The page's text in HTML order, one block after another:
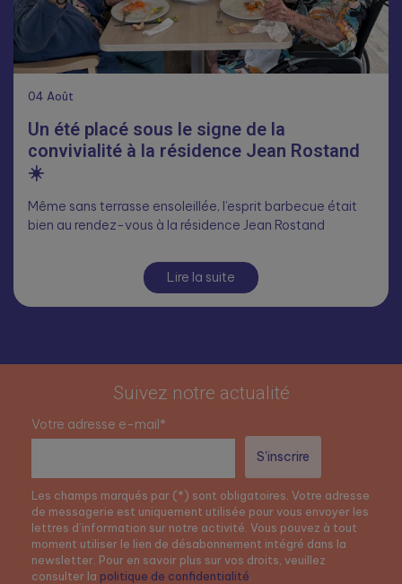
04 Août
Un été placé sous le signe de la
convivialité à la résidence Jean Rostand
☀️
Même sans terrasse ensoleillée, l’esprit barbecue était
bien au rendez-vous à la résidence Jean Rostand
Lire la suite
Suivez notre actualité
Votre adresse e-mail*
Les champs marqués par (*) sont obligatoires. Votre adresse
de messagerie est uniquement utilisée pour vous envoyer les
lettres d’information sur notre activité. Vous pouvez à tout
moment utiliser le lien de désabonnement intégré dans la
newsletter. Pour en savoir plus sur vos droits, veuillez
consulter la politique de confidentialité